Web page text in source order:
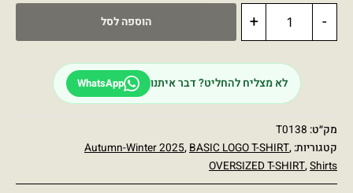
-
+ הוספה לסל
לא מצליח להחליט? דבר איתנו WhatsApp
מק״ט: T0138
קטגוריות:
Autumn-Winter 2025, BASIC LOGO T-SHIRT,
OVERSIZED T-SHIRT,Shirts